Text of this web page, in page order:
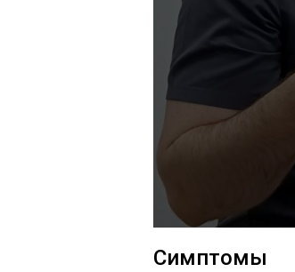
Симптомы